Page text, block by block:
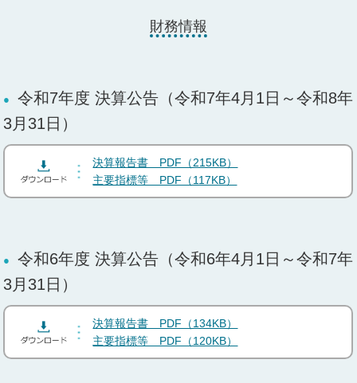
財務情報
令和7年度 決算公告（令和7年4月1日～令和8年
3月31日）
決算報告書 PDF（215KB）
主要指標等 PDF（117KB）
令和6年度 決算公告（令和6年4月1日～令和7年
3月31日）
決算報告書 PDF（134KB）
主要指標等 PDF（120KB）